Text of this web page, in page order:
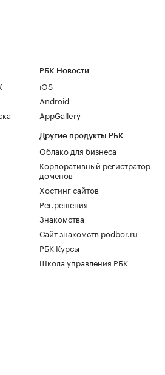
РБК Новости
iOS
Android
AppGallery
Другие продукты РБК
Облако для бизнеса
Корпоративный регистратор
доменов
Хостинг сайтов
Рег.решения
Знакомства
Сайт знакомств podbor.ru
РБК Курсы
Школа управления РБК